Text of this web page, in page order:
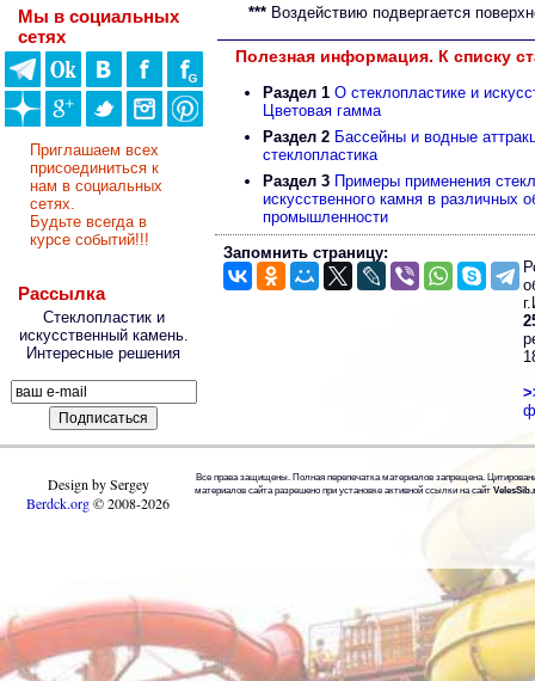
Мы в социальных
сетях
Приглашаем всех
присоединиться к
нам в социальных
сетях.
Будьте всегда в
курсе событий!!!
Рассылка
Стеклопластик и
искусственный камень.
Интересные решения
*** Воздействию подвергается
Полезная информация. К списку
Раздел 1 О стеклопластике и
Цветовая гамма
Раздел 2 Бассейны и водные
стеклопластика
Раздел 3 Примеры применения
искусственного камня в различных
промышленности
Запомнить страницу:
Design by Sergey
Berdck.org©2008-2026
Все права защищены. Полная перепечатка материалов запрещена.
материалов сайта разрешено при установке активной ссылки на сайт